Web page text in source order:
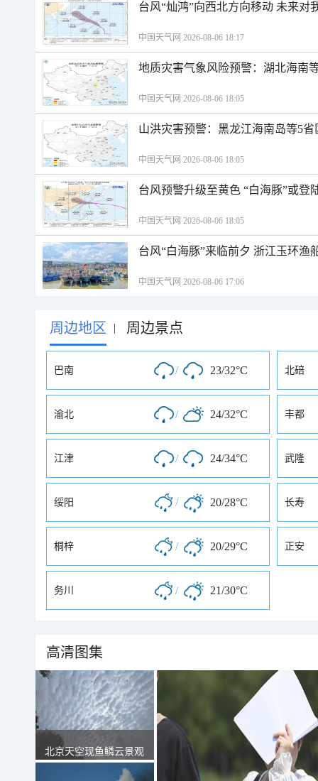
台风“灿鸿”向西北方向移动 未来对
中国天气网 2026-08-06 18:17
地质灾害气象风险预警：湖北海南
中国天气网 2026-08-06 18:05
山洪灾害预警：黑龙江海南岛等5
中国天气网 2026-08-06 18:05
台风预警升级至黄色 “白海豚”或登
中国天气网 2026-08-06 18:05
台风“白海豚”来临前夕 浙江玉环渔
中国天气网 2026-08-06 17:06
周边地区 | 周边景点
巴南 / 23/32°C 北碚
渝北 / 24/32°C 丰都
江津 / 24/34°C 武隆
绥阳 / 20/28°C 长寿
桐梓 / 20/29°C 正安
务川 / 21/30°C
高清图集
北京天空现鱼鳞云景观